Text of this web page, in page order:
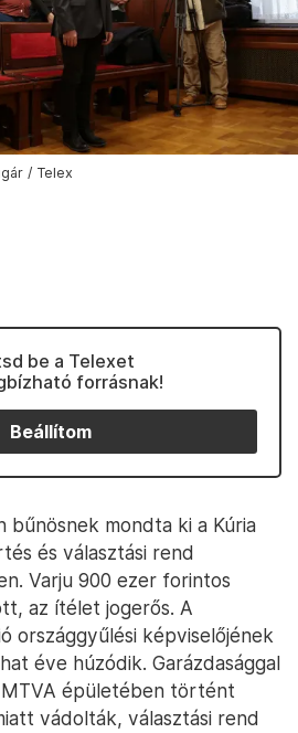
/ Telex
be a Telexet
forrásnak!
Beállítom
bűnösnek mondta ki a Kúria
és választási rend
Varju 900 ezer forintos
az ítélet jogerős. A
országgyűlési képviselőjének
éve húzódik. Garázdasággal
épületében történt
vádolták, választási rend